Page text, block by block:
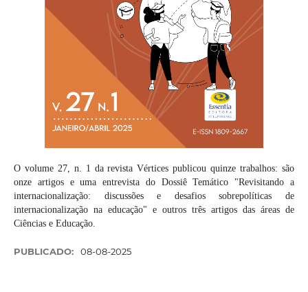
O volume 27, n. 1 da revista Vértices publicou quinze trabalhos: são
onze artigos e uma entrevista do Dossiê Temático "Revisitando a
internacionalização: discussões e desafios sobrepolíticas de
internacionalização na educação" e outros três artigos das áreas de
Ciências e Educação.
PUBLICADO: 08-08-2025